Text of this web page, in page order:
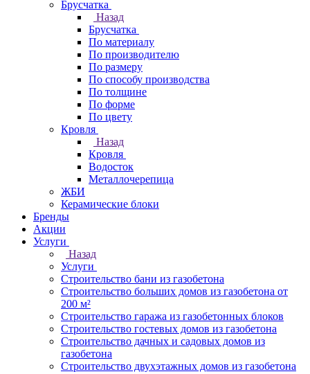
Брусчатка
Назад
Брусчатка
По материалу
По производителю
По размеру
По способу производства
По толщине
По форме
По цвету
Кровля
Назад
Кровля
Водосток
Металлочерепица
ЖБИ
Керамические блоки
Бренды
Акции
Услуги
Назад
Услуги
Строительство бани из газобетона
Строительство больших домов из газобетона от
200 м²
Строительство гаража из газобетонных блоков
Строительство гостевых домов из газобетона
Строительство дачных и садовых домов из
газобетона
Строительство двухэтажных домов из газобетона